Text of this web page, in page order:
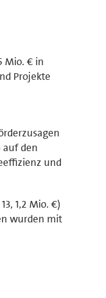
Mio. € in
Projekte
auf den
und
1,2 Mio. €)
wurden mit